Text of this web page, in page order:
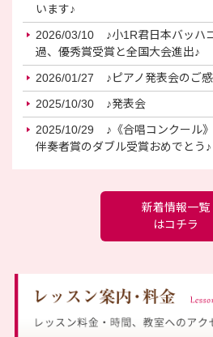
います♪
2026/03/10
♪小1R君日本バッハ
過、優秀賞受賞と全国大会進出♪
2026/01/27
♪ピアノ発表会のご
2025/10/30
♪発表会
2025/10/29
♪《合唱コンクール
伴奏者賞のダブル受賞おめでとう♪
新着情報一覧
はコチラ